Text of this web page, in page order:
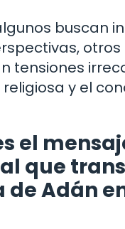
buscan
otros
tensiones
y el
el
que
de Adán